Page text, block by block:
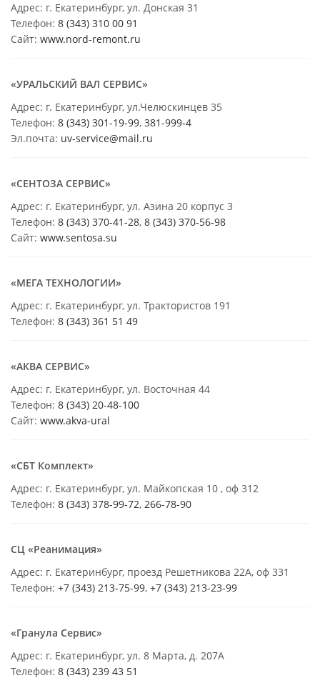
Адрес: г. Екатеринбург, ул. Донская 31
Телефон: 8 (343) 310 00 91
Сайт: www.nord-remont.ru
«УРАЛЬСКИЙ ВАЛ СЕРВИС»
Адрес: г. Екатеринбург, ул.Челюскинцев 35
Телефон: 8 (343) 301-19-99, 381-999-4
Эл.почта: uv-service@mail.ru
«СЕНТОЗА СЕРВИС»
Адрес: г. Екатеринбург, ул. Азина 20 корпус 3
Телефон: 8 (343) 370-41-28, 8 (343) 370-56-98
Сайт: www.sentosa.su
«МЕГА ТЕХНОЛОГИИ»
Адрес: г. Екатеринбург, ул. Трактористов 191
Телефон: 8 (343) 361 51 49
«АКВА СЕРВИС»
Адрес: г. Екатеринбург, ул. Восточная 44
Телефон: 8 (343) 20-48-100
Сайт: www.akva-ural
«СБТ Комплект»
Адрес: г. Екатеринбург, ул. Майкопская 10 , оф 312
Телефон: 8 (343) 378-99-72, 266-78-90
СЦ «Реанимация»
Адрес: г. Екатеринбург, проезд Решетникова 22А, оф 331
Телефон: +7 (343) 213-75-99, +7 (343) 213-23-99
«Гранула Сервис»
Адрес: г. Екатеринбург, ул. 8 Марта, д. 207А
Телефон: 8 (343) 239 43 51